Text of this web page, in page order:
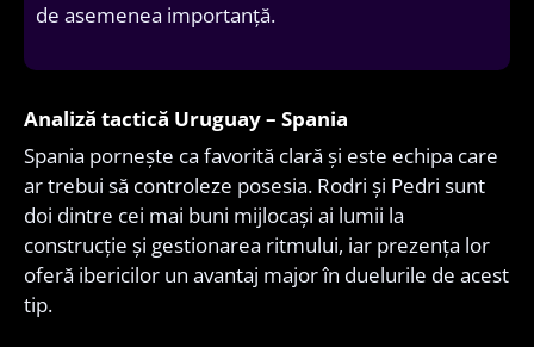
de asemenea importanță.
Analiză tactică Uruguay – Spania
Spania pornește ca favorită clară și este echipa care
ar trebui să controleze posesia. Rodri și Pedri sunt
doi dintre cei mai buni mijlocași ai lumii la
construcție și gestionarea ritmului, iar prezența lor
oferă ibericilor un avantaj major în duelurile de acest
tip.